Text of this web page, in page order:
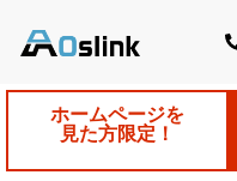
ホームページを
見た方限定！